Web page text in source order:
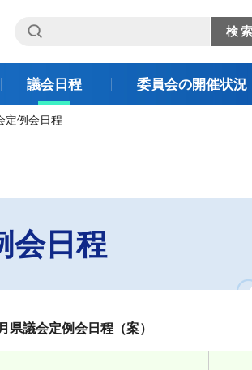
議会日程 委員会の開催状況
定例会日程
会日程
県議会定例会日程（案）